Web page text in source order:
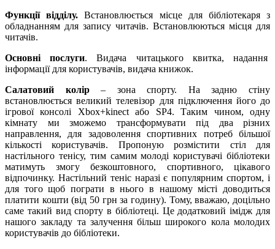
Функції відділу. Встановлюється місце для бібліотекаря з
обладнанням для запису читачів. Встановлюються місця для
читачів.
Основні послуги. Видача читацького квитка, надання
інформації для користувачів, видача книжок.
Салатовий колір– зона спорту. На задню стіну
встановлюється великий телевізор для підключення його до
ігрової консолі Xbox+kinect або SP4. Таким чином, одну
кімнату ми зможемо трансформувати під два різних
направлення, для задоволення спортивних потреб більшої
кількості користувачів. Пропоную розмістити стіл для
настільного тенісу, тим самим молоді користувачі бібліотеки
матимуть змогу безкоштовного, спортивного, цікавого
відпочинку. Настільний теніс наразі є популярним спортом, і
для того щоб пограти в нього в нашому місті доводиться
платити кошти (від 50 грн за годину). Тому, вважаю, доцільно
саме такий вид спорту в бібліотеці. Це додатковий імідж для
нашого закладу та залучення більш широкого кола молодих
користувачів до бібліотеки.